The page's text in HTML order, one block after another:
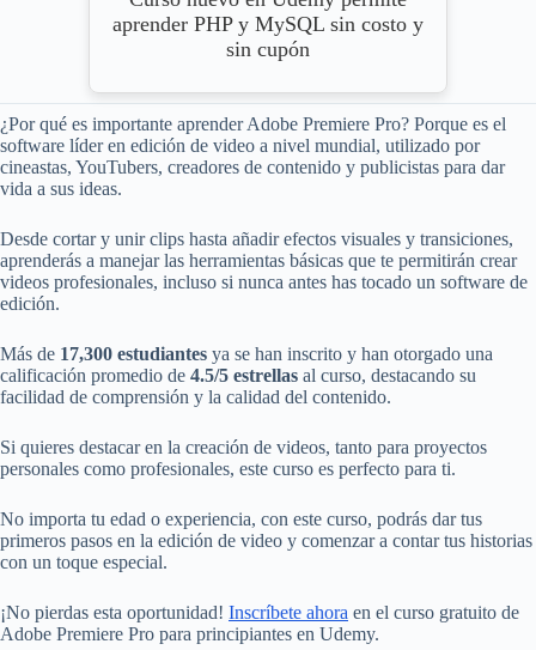
aprender PHP y MySQL sin costo y
sin cupón
¿Por qué es importante aprender Adobe Premiere Pro? Porque es el
software líder en edición de video a nivel mundial, utilizado por
cineastas, YouTubers, creadores de contenido y publicistas para dar
vida a sus ideas.
Desde cortar y unir clips hasta añadir efectos visuales y transiciones,
aprenderás a manejar las herramientas básicas que te permitirán crear
videos profesionales, incluso si nunca antes has tocado un software de
edición.
Más de 17,300 estudiantes ya se han inscrito y han otorgado una
calificación promedio de 4.5/5 estrellas al curso, destacando su
facilidad de comprensión y la calidad del contenido.
Si quieres destacar en la creación de videos, tanto para proyectos
personales como profesionales, este curso es perfecto para ti.
No importa tu edad o experiencia, con este curso, podrás dar tus
primeros pasos en la edición de video y comenzar a contar tus historias
con un toque especial.
¡No pierdas esta oportunidad! Inscríbete ahora en el curso gratuito de
Adobe Premiere Pro para principiantes en Udemy.